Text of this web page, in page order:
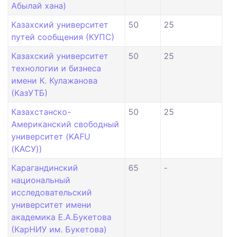
Абылай хана)
Казахский университет
путей сообщения (КУПС)
50 25
Казахский университет
технологии и бизнеса
имени К. Кулажанова
(КазУТБ)
50 25
Казахстанско-
Американский свободный
университет (KAFU
(КАСУ))
50 25
Карагандинский
национальный
исследовательский
университет имени
академика Е.А.Букетова
(КарНИУ им. Букетова)
65 -